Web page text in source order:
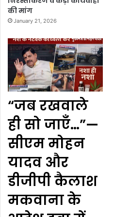
की मांग
January 21, 2026
“जब रखवाले
ही सो जाएँ…”—
सीएम मोहन
यादव और
डीजीपी कैलाश
मकवाना के